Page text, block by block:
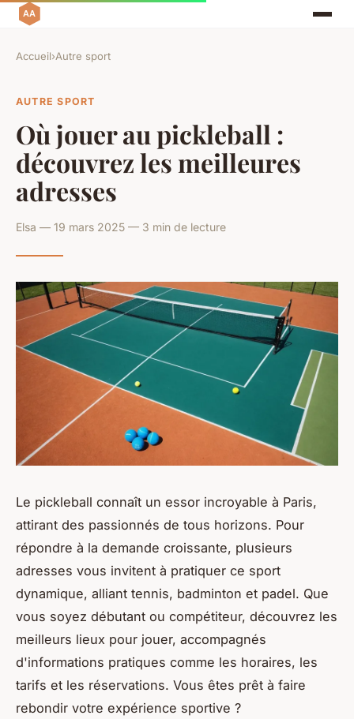
Accueil›Autre sport
AUTRE SPORT
Où jouer au pickleball :
découvrez les meilleures
adresses
Elsa — 19 mars 2025 — 3 min de lecture
Le pickleball connaît un essor incroyable à Paris,
attirant des passionnés de tous horizons. Pour
répondre à la demande croissante, plusieurs
adresses vous invitent à pratiquer ce sport
dynamique, alliant tennis, badminton et padel. Que
vous soyez débutant ou compétiteur, découvrez les
meilleurs lieux pour jouer, accompagnés
d'informations pratiques comme les horaires, les
tarifs et les réservations. Vous êtes prêt à faire
rebondir votre expérience sportive ?